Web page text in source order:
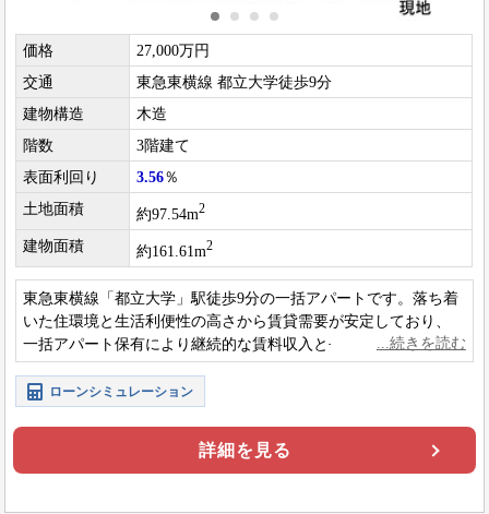
価格
27,000万円
交通
東急東横線 都立大学徒歩9分
建物構造
木造
階数
3階建て
表面利回り
3.56％
土地面積
約97.54m2
建物面積 約161.61m2
東急東横線「都立大学」駅徒歩9分の一括アパートです。落ち着
いた住環境と生活利便性の高さから賃貸需要が安定しており、
一括アパート保有により継続的な賃料収入と長期的な資産形成
が期待できる魅力的な投資物件です。
ローンシミュレーション
詳細を見る